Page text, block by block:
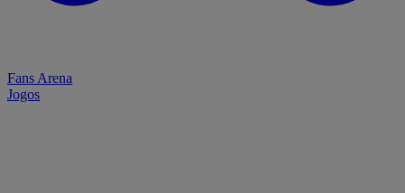
Fans Arena
Jogos